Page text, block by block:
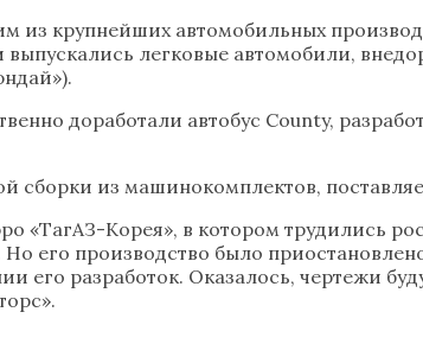
из крупнейших автомобильных
легковые автомобили,
доработали автобус County,
сборки из машинокомплектов,
«ТагАЗ-Корея», в котором трудились
его производство было
его разработок. Оказалось, чертежи